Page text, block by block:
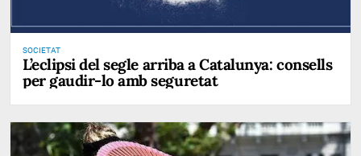
SOCIETAT
L’eclipsi del segle arriba a Catalunya: consells
per gaudir-lo amb seguretat